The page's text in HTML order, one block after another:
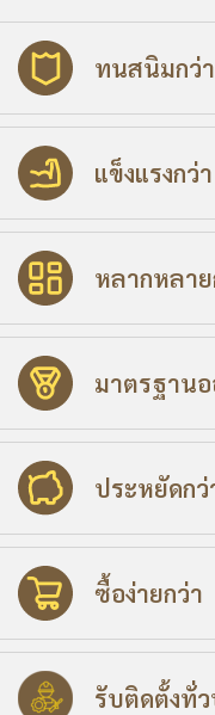
ทนสนิมกว่า
แข็งแรงกว่า
หลากหลาย
มาตรฐานอ
ประหยัดกว่
ซื้อง่ายกว่า
รับติดตั้งทั่